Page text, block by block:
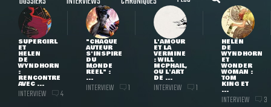
SUPERGIRL
ET
HELEN
DE
WYNDHORN
:
RENCONTRE
AVEC ...
INTERVIEW 4
"CHAQUE
AUTEUR
S'INSPIRE
DU
MONDE
RÉEL" :
...
INTERVIEW 1
L'AMOUR
ET LA
VERMINE
: WILL
MCPHAIL,
OU L'ART
DE ...
INTERVIEW 1
HELEN
DE
WYNDHORN
ET
WONDER
WOMAN :
TOM
KING ET
...
INTERVIEW 3